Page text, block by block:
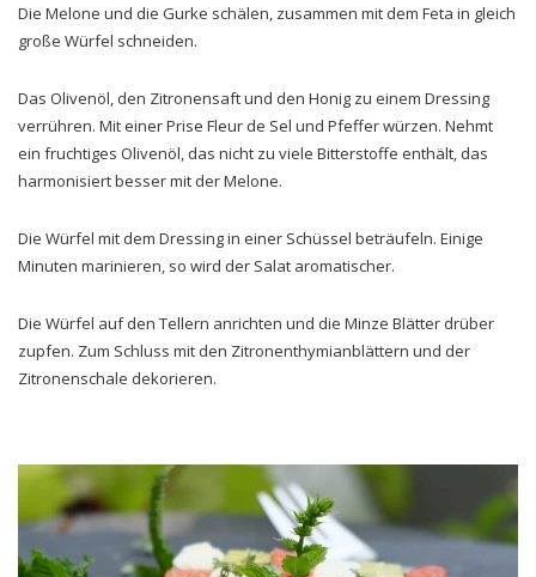
Die Melone und die Gurke schälen, zusammen mit dem Feta in gleich
große Würfel schneiden.
Das Olivenöl, den Zitronensaft und den Honig zu einem Dressing
verrühren. Mit einer Prise Fleur de Sel und Pfeffer würzen. Nehmt
ein fruchtiges Olivenöl, das nicht zu viele Bitterstoffe enthält, das
harmonisiert besser mit der Melone.
Die Würfel mit dem Dressing in einer Schüssel beträufeln. Einige
Minuten marinieren, so wird der Salat aromatischer.
Die Würfel auf den Tellern anrichten und die Minze Blätter drüber
zupfen. Zum Schluss mit den Zitronenthymianblättern und der
Zitronenschale dekorieren.